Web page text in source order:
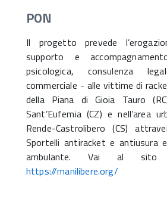
PON
Il progetto prevede
supporto e
psicologica, consulenza
commerciale - alle vittime di
della Piana di Gioia Tauro
Sant’Eufemia (CZ) e nell’area
Rende-Castrolibero (CS)
Sportelli antiracket e antiusura
ambulante. Vai al sito
https://manilibere.org/